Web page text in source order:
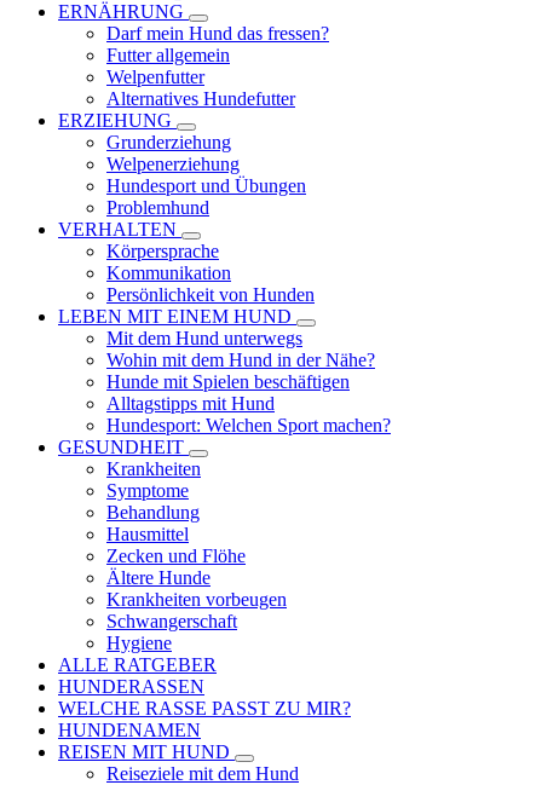
ERNÄHRUNG
Darf mein Hund das fressen?
Futter allgemein
Welpenfutter
Alternatives Hundefutter
ERZIEHUNG
Grunderziehung
Welpenerziehung
Hundesport und Übungen
Problemhund
VERHALTEN
Körpersprache
Kommunikation
Persönlichkeit von Hunden
LEBEN MIT EINEM HUND
Mit dem Hund unterwegs
Wohin mit dem Hund in der Nähe?
Hunde mit Spielen beschäftigen
Alltagstipps mit Hund
Hundesport: Welchen Sport machen?
GESUNDHEIT
Krankheiten
Symptome
Behandlung
Hausmittel
Zecken und Flöhe
Ältere Hunde
Krankheiten vorbeugen
Schwangerschaft
Hygiene
ALLE RATGEBER
HUNDERASSEN
WELCHE RASSE PASST ZU MIR?
HUNDENAMEN
REISEN MIT HUND
Reiseziele mit dem Hund